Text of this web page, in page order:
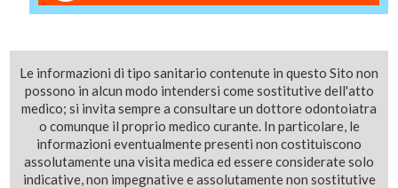
Le informazioni di tipo sanitario contenute in questo Sito non
possono in alcun modo intendersi come sostitutive dell'atto
medico; si invita sempre a consultare un dottore odontoiatra
o comunque il proprio medico curante. In particolare, le
informazioni eventualmente presenti non costituiscono
assolutamente una visita medica ed essere considerate solo
indicative, non impegnative e assolutamente non sostitutive